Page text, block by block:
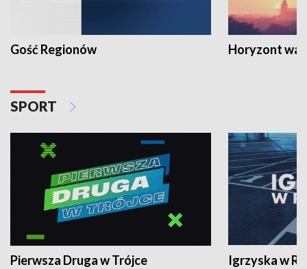
Gość Regionów Horyzont
SPORT
Pierwsza Druga w Trójce Igrzyska w